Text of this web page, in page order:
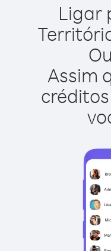
Ligar
Assim